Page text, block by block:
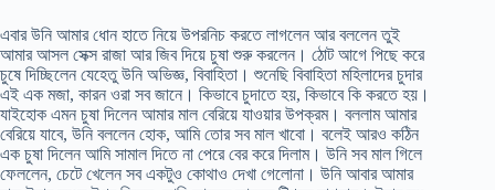
এবার উনি আমার ধোন হাতে নিয়ে উপরনিচ করতে লাগলেন আর বললেন তুই
আমার আসল সেক্স রাজা আর জিব দিয়ে চুষা শুরু করলেন। ঠোট আগে পিছে করে
চুষে দিচ্ছিলেন যেহেতু উনি অভিজ্ঞ, বিবাহিতা। শুনেছি বিবাহিতা মহিলাদের চুদার
এই এক মজা, কারন ওরা সব জানে। কিভাবে চুদাতে হয়, কিভাবে কি করতে হয়।
যাইহোক এমন চুষা দিলেন আমার মাল বেরিয়ে যাওয়ার উপক্রম। বললাম আমার
বেরিয়ে যাবে, উনি বললেন হোক, আমি তোর সব মাল খাবো। বলেই আরও কঠিন
এক চুষা দিলেন আমি সামাল দিতে না পেরে বের করে দিলাম। উনি সব মাল গিলে
ফেললেন, চেটে খেলেন সব একটুও কোথাও দেখা গেলোনা। উনি আবার আমার